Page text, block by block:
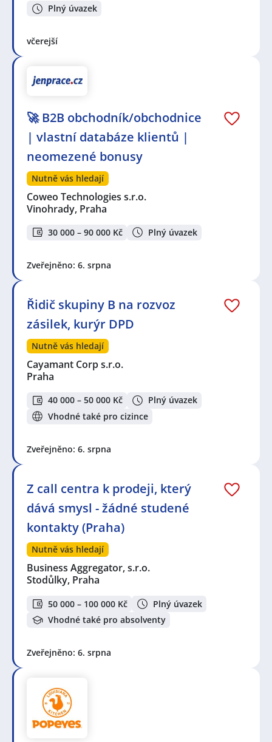
Plný úvazek
včerejší
🚀 B2B obchodník/obchodnice
| vlastní databáze klientů |
neomezené bonusy
Nutně vás hledají
Coweo Technologies s.r.o.
Vinohrady, Praha
30 000 – 90 000 Kč Plný úvazek
Zveřejněno: 6. srpna
Řidič skupiny B na rozvoz
zásilek, kurýr DPD
Nutně vás hledají
Cayamant Corp s.r.o.
Praha
40 000 – 50 000 Kč
Plný úvazek
Vhodné také pro cizince
Zveřejněno: 6. srpna
Z call centra k prodeji, který
dává smysl - žádné studené
kontakty (Praha)
Nutně vás hledají
Business Aggregator, s.r.o.
Stodůlky, Praha
50 000 – 100 000 Kč
Plný úvazek
Vhodné také pro absolventy
Zveřejněno: 6. srpna